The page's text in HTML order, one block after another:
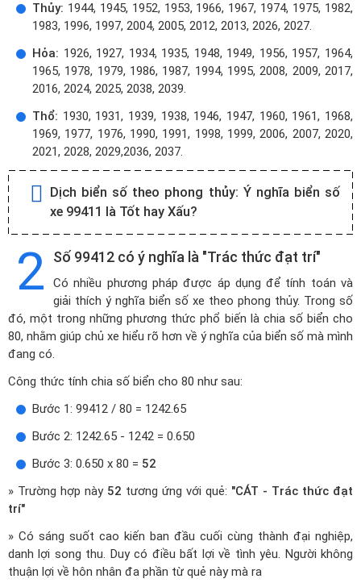
Thủy: 1944, 1945, 1952, 1953, 1966, 1967, 1974, 1975, 1982,
1983, 1996, 1997, 2004, 2005, 2012, 2013, 2026, 2027.
Hỏa: 1926, 1927, 1934, 1935, 1948, 1949, 1956, 1957, 1964,
1965, 1978, 1979, 1986, 1987, 1994, 1995, 2008, 2009, 2017,
2016, 2024, 2025, 2038, 2039.
Thổ: 1930, 1931, 1939, 1938, 1946, 1947, 1960, 1961, 1968,
1969, 1977, 1976, 1990, 1991, 1998, 1999, 2006, 2007, 2020,
2021, 2028, 2029,2036, 2037.
Dịch biển số theo phong thủy: Ý nghĩa biển số
xe 99411 là Tốt hay Xấu?
2 Số 99412 có ý nghĩa là "Trác thức đạt trí"
Có nhiều phương pháp được áp dụng để tính toán và
giải thích ý nghĩa biển số xe theo phong thủy. Trong số
đó, một trong những phương thức phổ biến là chia số biển cho
80, nhằm giúp chủ xe hiểu rõ hơn về ý nghĩa của biển số mà mình
đang có.
Công thức tính chia số biển cho 80 như sau:
Bước 1: 99412 / 80 = 1242.65
Bước 2: 1242.65 - 1242 = 0.650
Bước 3: 0.650 x 80 = 52
» Trường hợp này 52 tương ứng với quẻ: "CÁT - Trác thức đạt
trí"
» Có sáng suốt cao kiến ban đầu cuối cùng thành đại nghiệp,
danh lợi song thu. Duy có điều bất lợi về tình yêu. Người không
thuận lợi về hôn nhân đa phần từ quẻ này mà ra